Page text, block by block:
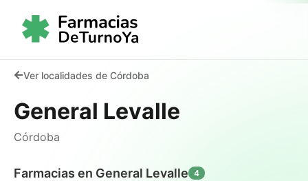
Ver localidades de Córdoba
General Levalle
Córdoba
Farmacias en General Levalle 4